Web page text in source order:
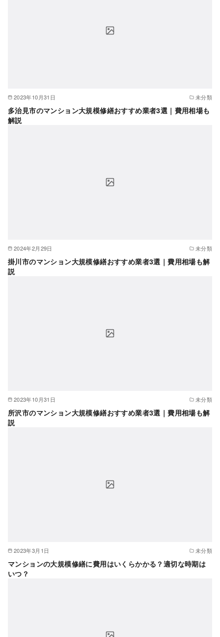
2023年10月31日 未分類
多治見市のマンション大規模修繕おすすめ業者3選｜費用相場も
解説
2024年2月29日 未分類
掛川市のマンション大規模修繕おすすめ業者3選｜費用相場も解
説
2023年10月31日 未分類
所沢市のマンション大規模修繕おすすめ業者3選｜費用相場も解
説
2023年3月1日 未分類
マンションの大規模修繕に費用はいくらかかる？適切な時期は
いつ？